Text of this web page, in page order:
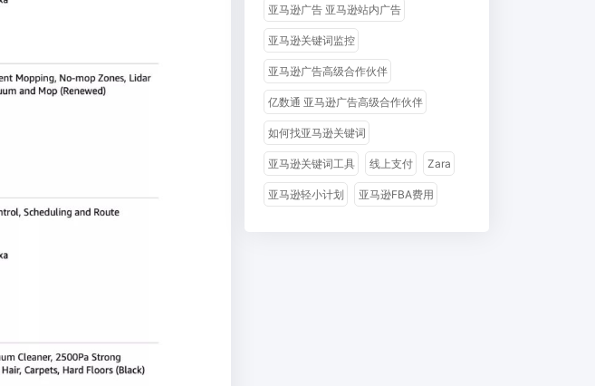
亚马逊广告 亚马逊站内广告
亚马逊关键词监控
亚马逊广告高级合作伙伴
亿数通 亚马逊广告高级合作伙伴
如何找亚马逊关键词
亚马逊关键词工具 线上支付 Zara
亚马逊轻小计划 亚马逊FBA费用